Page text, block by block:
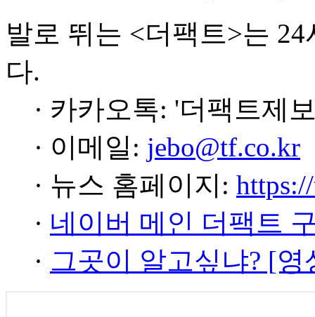
발로 뛰는 <더팩트>는
다.
· 카카오톡: '더팩트제
· 이메일: jebo@tf.co.kr
· 뉴스 홈페이지:
· 네이버 메인 더팩트
· 그곳이 알고싶냐? [